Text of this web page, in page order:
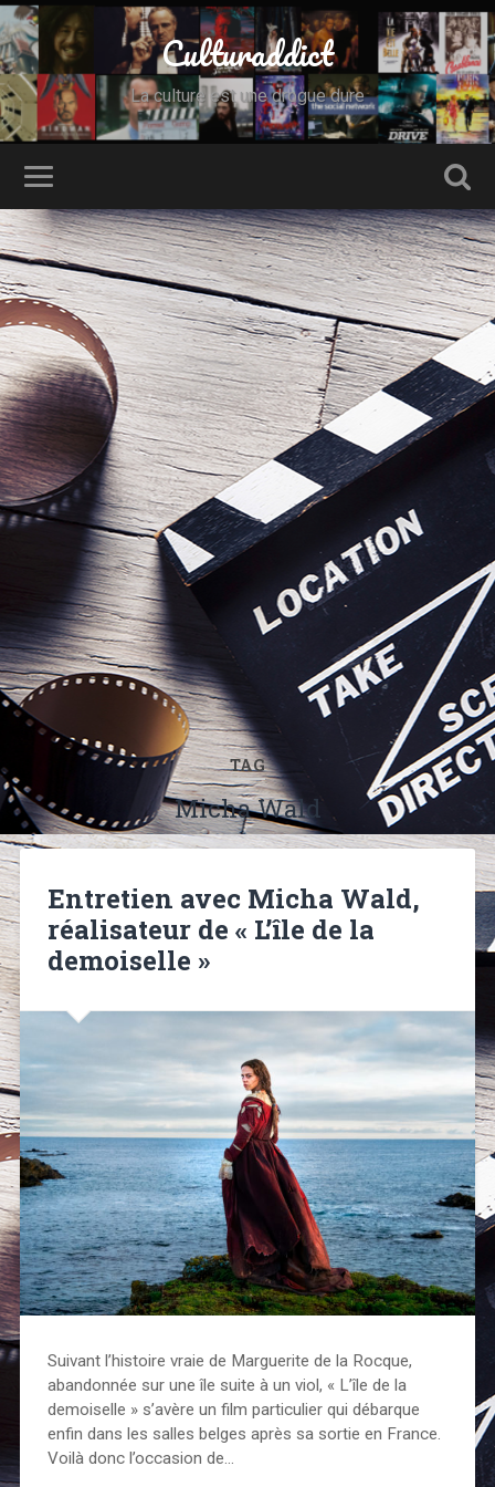
Culturaddict
La culture est une drogue dure
TAG
Micha Wald
Entretien avec Micha Wald,
réalisateur de « L’île de la
demoiselle »
Suivant l’histoire vraie de Marguerite de la Rocque,
abandonnée sur une île suite à un viol, « L’île de la
demoiselle » s’avère un film particulier qui débarque
enfin dans les salles belges après sa sortie en France.
Voilà donc l’occasion de…